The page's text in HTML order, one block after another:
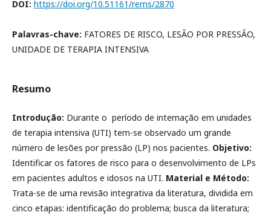
DOI: https://doi.org/10.51161/rems/2870
Palavras-chave: FATORES DE RISCO, LESÃO POR PRESSÃO,
UNIDADE DE TERAPIA INTENSIVA
Resumo
Introdução: Durante o período de internação em unidades
de terapia intensiva (UTI) tem-se observado um grande
número de lesões por pressão (LP) nos pacientes. Objetivo:
Identificar os fatores de risco para o desenvolvimento de LPs
em pacientes adultos e idosos na UTI. Material e Método:
Trata-se de uma revisão integrativa da literatura, dividida em
cinco etapas: identificação do problema; busca da literatura;